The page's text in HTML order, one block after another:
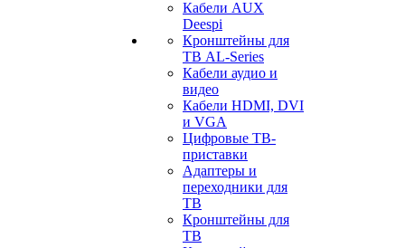
Кабели AUX
Deespi
Кронштейны для
ТВ AL-Series
Кабели аудио и
видео
Кабели HDMI, DVI
и VGA
Цифровые ТВ-
приставки
Адаптеры и
переходники для
ТВ
Кронштейны для
ТВ